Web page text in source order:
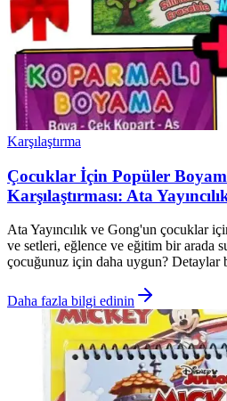
Karşılaştırma
Çocuklar İçin Popüler
Karşılaştırması: Ata
Ata Yayıncılık ve Gong'un çocuklar
ve setleri, eğlence ve eğitim bir arada
çocuğunuz için daha uygun? Detaylar
Daha fazla bilgi edinin